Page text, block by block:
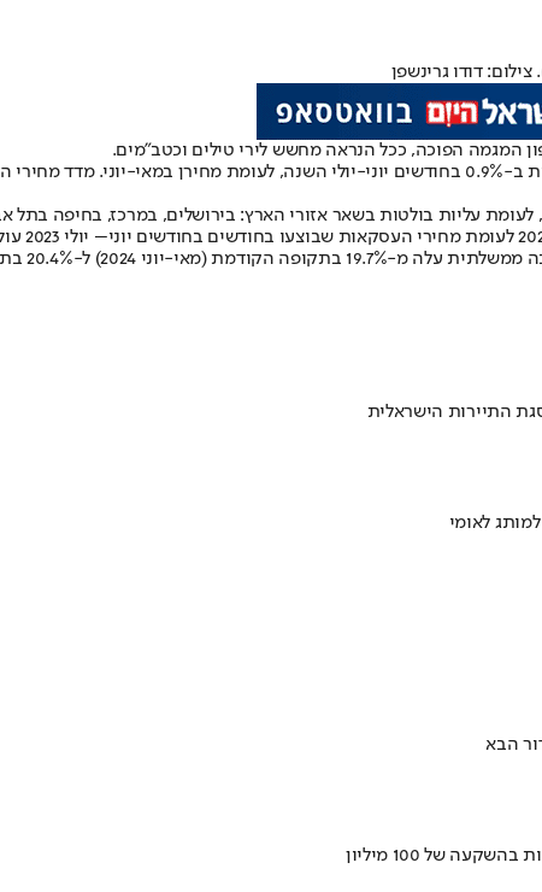
דודו גרינשפן
המגמה הפוכה, ככל הנראה מחשש לירי טילים וכטב"מים.
ב-1.2%.
מכלל
התיירות הישראלית
הבא